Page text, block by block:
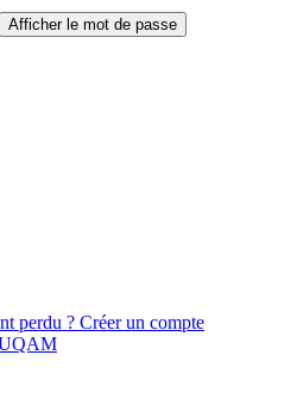
Afficher le mot de passe
perdu ? Créer un compte